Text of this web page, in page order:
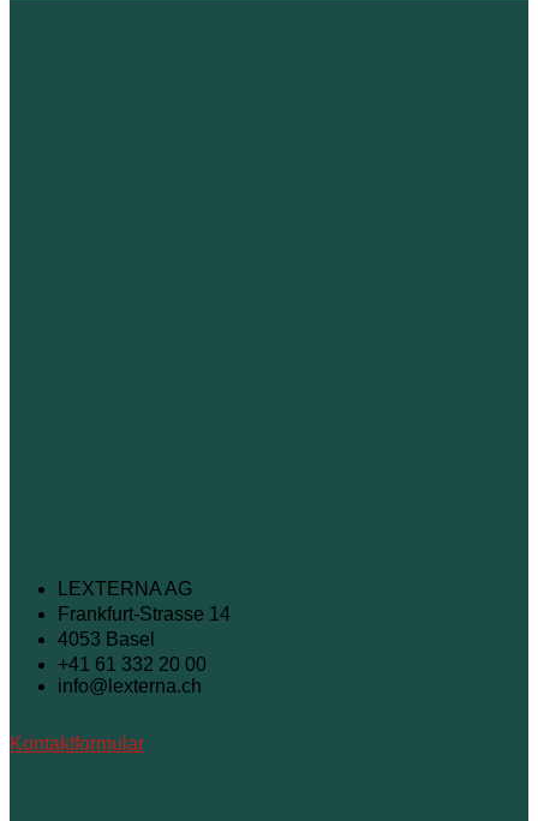
LEXTERNA AG
Frankfurt-Strasse 14
4053 Basel
+41 61 332 20 00
info@lexterna.ch
Kontaktformular